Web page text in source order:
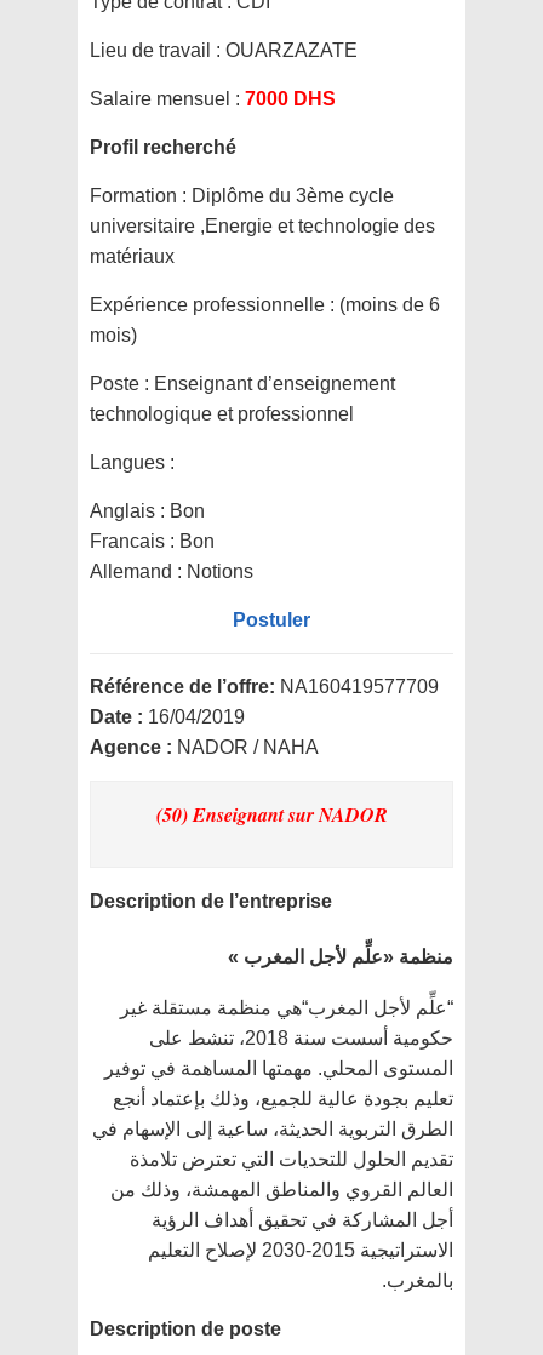
Lieu de travail : OUARZAZATE
Salaire mensuel : 7000 DHS
Profil recherché
Formation : Diplôme du 3ème cycle
universitaire ,Energie et technologie des
matériaux
Expérience professionnelle : (moins de 6
mois)
Poste : Enseignant d’enseignement
technologique et professionnel
Langues :
Anglais : Bon
Francais : Bon
Allemand : Notions
Postuler
Référence de l’offre: NA160419577709
Date : 16/04/2019
Agence : NADOR / NAHA
(50) Enseignantsur NADOR
Description de l’entreprise
منظمة «علِّم لأجل المغرب »
“علِّم لأجل المغرب“هي منظمة مستقلة غير
حكومية أسست سنة 2018، تنشط على
المستوى المحلي. مهمتها المساهمة في توفير
تعليم بجودة عالية للجميع، وذلك بإعتماد أنجع
الطرق التربوية الحديثة، ساعية إلى الإسهام في
تقديم الحلول للتحديات التي تعترض تلامذة
العالم القروي والمناطق المهمشة، وذلك من
أجل المشاركة في تحقيق أهداف الرؤية
الاستراتيجية 2015-2030 لإصلاح التعليم
بالمغرب.
Description de poste